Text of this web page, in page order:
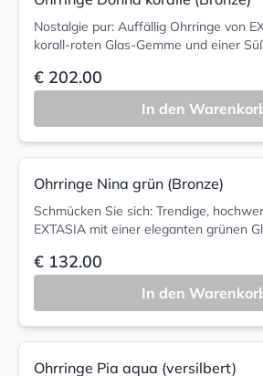
Nostalgie pur: Auffällig Ohrringe von
korall-roten Glas-Gemme und einer
€ 202.00
In den
Ohrringe Nina grün (Bronze)
Schmücken Sie sich: Trendige,
EXTASIA mit einer eleganten grünen
€ 132.00
In den
Ohrringe Pia aqua (versilbert)